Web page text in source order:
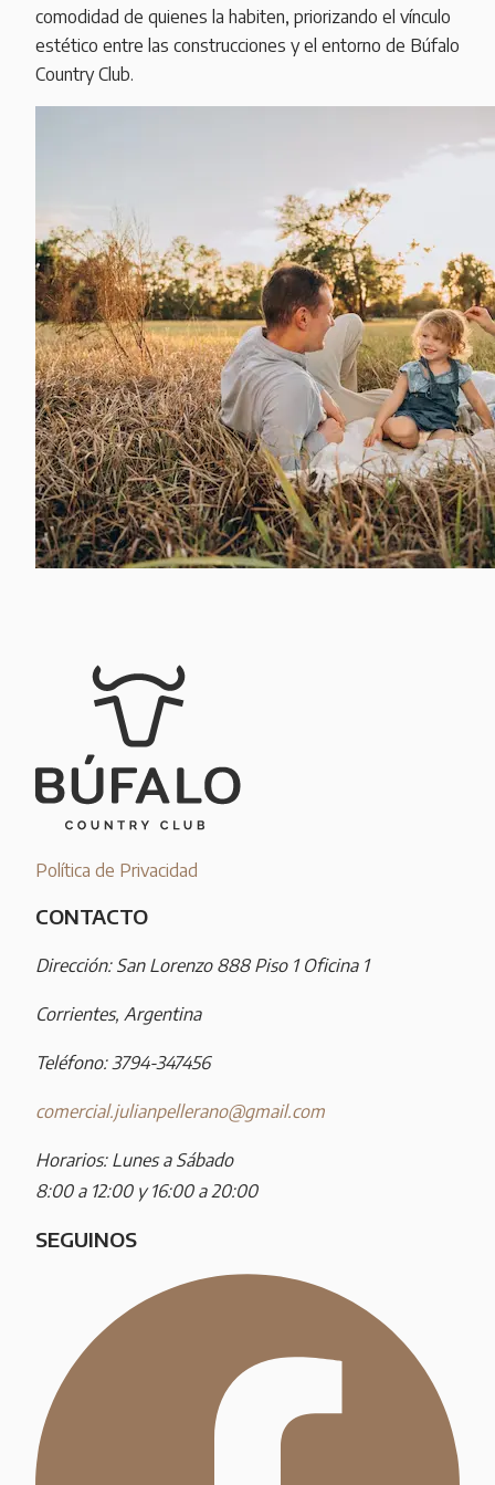
comodidad de quienes la habiten, priorizando el vínculo
estético entre las construcciones y el entorno de Búfalo
Country Club.
Política de Privacidad
CONTACTO
Dirección: San Lorenzo 888 Piso 1 Oficina 1
Corrientes, Argentina
Teléfono: 3794-347456
comercial.julianpellerano@gmail.com
Horarios: Lunes a Sábado
8:00 a 12:00 y 16:00 a 20:00
SEGUINOS